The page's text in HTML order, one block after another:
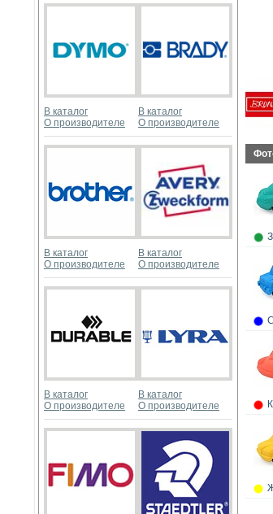
В каталог
О производителе
В каталог
О производителе
В каталог
О производителе
В каталог
О производителе
В каталог
О производителе
В каталог
О производителе